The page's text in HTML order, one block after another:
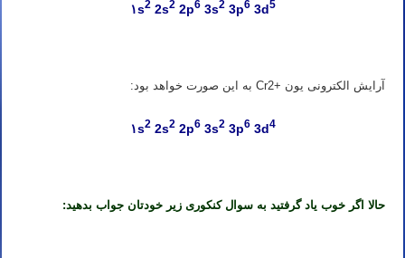
۱s22s22p63s23p63d5
آرایش الکترونی یون +Cr2 به این صورت خواهد بود:
۱s22s22p63s23p63d4
حالا اگر خوب یاد گرفتید به سوال کنکوری زیر خودتان جواب بدهید: